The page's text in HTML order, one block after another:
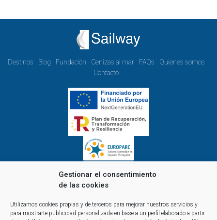
Gestionar el consentimiento
de las cookies
Utilizamos cookies propias y de terceros para mejorar nuestros servicios y
para mostrarte publicidad personalizada en base a un perfil elaborado a partir
Destinos Blog Fundación Cenizas al mar FAQs
Quienes somos
Contacto
Horario de oficina de lunes a viernes:
de 9.00 a 14.00 y de 15.00 a 18.00